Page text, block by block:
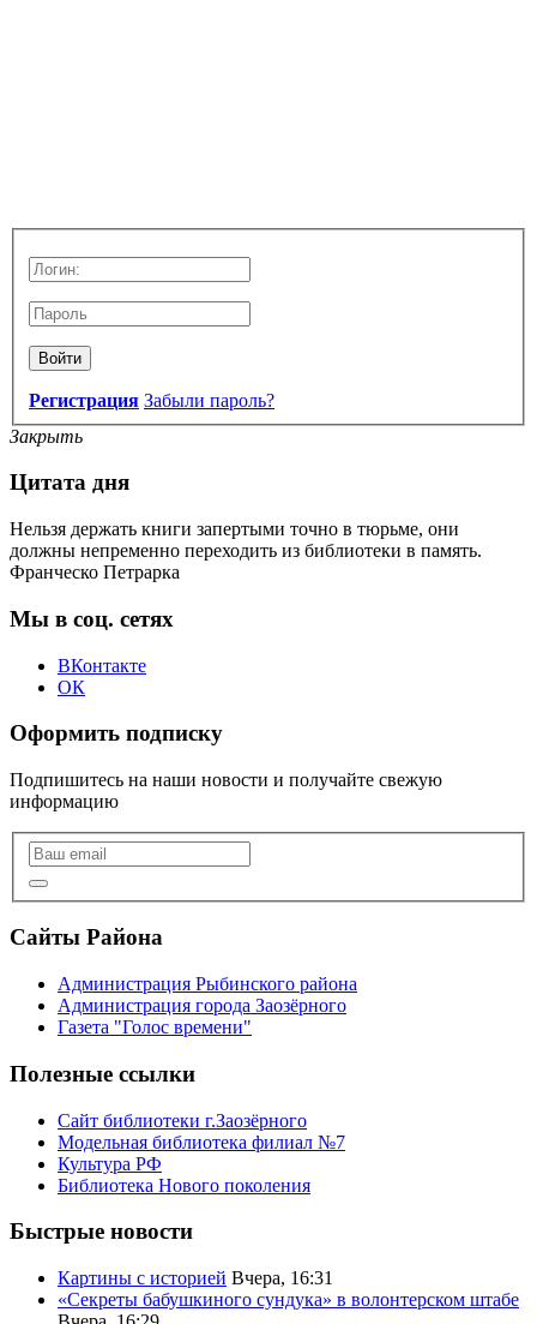
Войти
Регистрация Забыли пароль?
Закрыть
Цитата дня
Нельзя держать книги запертыми точно в тюрьме, они
должны непременно переходить из библиотеки в память.
Франческо Петрарка
Мы в соц. сетях
ВКонтакте
ОК
Оформить подписку
Подпишитесь на наши новости и получайте свежую
информацию
Сайты Района
Администрация Рыбинского района
Администрация города Заозёрного
Газета "Голос времени"
Полезные ссылки
Сайт библиотеки г.Заозёрного
Модельная библиотека филиал №7
Культура РФ
Библиотека Нового поколения
Быстрые новости
Картины с историей Вчера, 16:31
«Секреты бабушкиного сундука» в волонтерском штабе